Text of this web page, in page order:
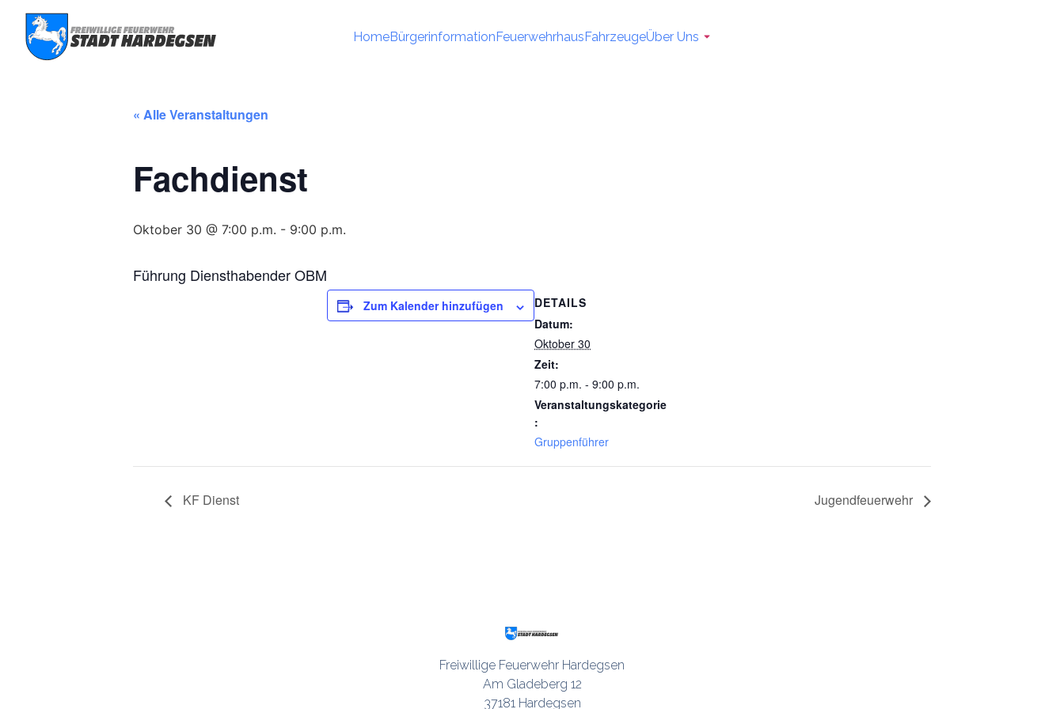
HomeBürgerinformationFeuerwehrhausFahrzeugeÜber Uns
« Alle Veranstaltungen
Fachdienst
Oktober 30 @ 7:00 p.m. - 9:00 p.m.
Führung Diensthabender OBM
Zum Kalender hinzufügen
DETAILS
Datum:
Oktober 30
Zeit:
7:00 p.m. - 9:00 p.m.
Veranstaltungskategorie
:
Gruppenführer
KF Dienst Jugendfeuerwehr
Freiwillige Feuerwehr Hardegsen
Am Gladeberg 12
37181 Hardegsen